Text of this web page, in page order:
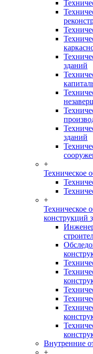
зданий
зданий
+
Техническое
+
Техническое
конструкций
Внутренние
+